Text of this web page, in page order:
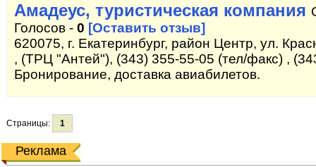
Амадеус, туристическая компания
Голосов - 0 [Оставить отзыв]
620075, г. Екатеринбург, район Центр, ул.
, (ТРЦ "Антей"), (343) 355-55-05 (тел/факс) ,
Бронирование, доставка авиабилетов.
Страницы: 1
Реклама